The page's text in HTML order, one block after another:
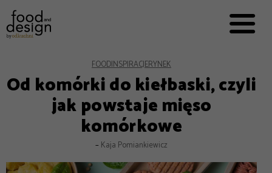


EKSPERCI
FOOD WORKING
E-BOOKI
O NAS
REKLAMA
FOODINSPIRACJERYNEK
Od komórki do kiełbaski, czyli
jak powstaje mięso
komórkowe
– Kaja Pomiankiewicz